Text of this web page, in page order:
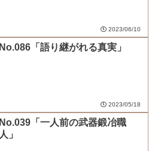
2023/06/10
No.086「語り継がれる真実」
2023/05/18
No.039「一人前の武器鍛冶職
人」